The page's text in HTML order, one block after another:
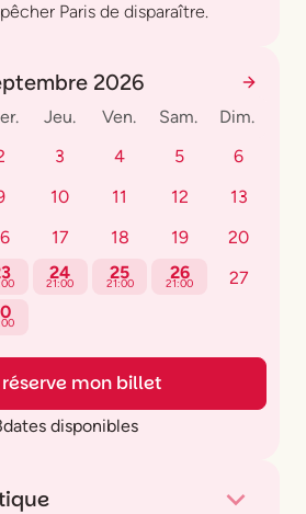
Paris de disparaître.
2026
Jeu. Ven. Sam.
Dim.
3 4 5
6
10 11 12
13
17 18 19
20
24
21:00
25
21:00
26
21:00
27
mon billet
dates disponibles